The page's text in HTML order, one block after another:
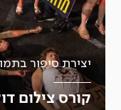
יצירת סיפור
קורס צילום